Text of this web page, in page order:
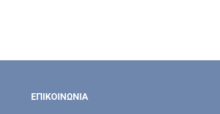
ΕΠΙΚΟΙΝΩΝΙΑ